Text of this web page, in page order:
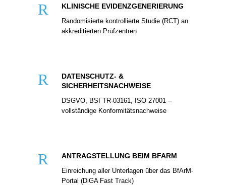
R KLINISCHE EVIDENZGENERIERUNG
Randomisierte kontrollierte Studie (RCT) an
akkreditierten Prüfzentren
R
DATENSCHUTZ- &
SICHERHEITSNACHWEISE
DSGVO, BSI TR-03161, ISO 27001 –
vollständige Konformitätsnachweise
R ANTRAGSTELLUNG BEIM BFARM
Einreichung aller Unterlagen über das BfArM-
Portal (DiGA Fast Track)